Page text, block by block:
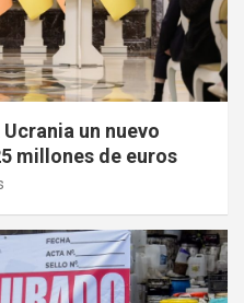
un nuevo
millones de euros